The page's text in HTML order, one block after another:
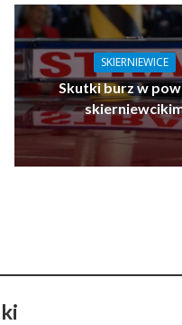
SKIERNIEWICE
Skutki burz w